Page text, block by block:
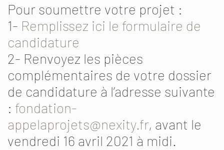
Pour soumettre votre projet :
1- Remplissez ici le formulaire de
candidature
2- Renvoyez les pièces
complémentaires de votre dossier
de candidature à l’adresse suivante
: fondation-
appelaprojets@nexity.fr, avant le
vendredi 16 avril 2021 à midi.